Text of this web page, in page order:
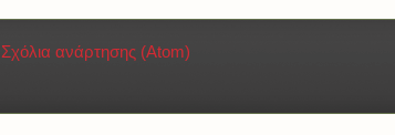
Σχόλια ανάρτησης (Atom)